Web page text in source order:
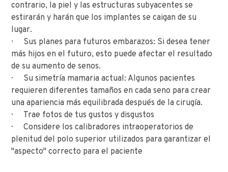
contrario, la piel y las estructuras subyacentes se
estirarán y harán que los implantes se caigan de su
lugar.
· Sus planes para futuros embarazos: Si desea tener
más hijos en el futuro, esto puede afectar el resultado
de su aumento de senos.
· Su simetría mamaria actual: Algunos pacientes
requieren diferentes tamaños en cada seno para crear
una apariencia más equilibrada después de la cirugía.
· Trae fotos de tus gustos y disgustos
· Considere los calibradores intraoperatorios de
plenitud del polo superior utilizados para garantizar el
"aspecto" correcto para el paciente